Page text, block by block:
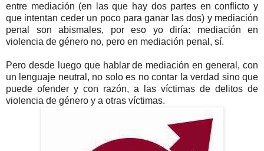
entre mediación (en las que hay dos partes en conflicto y
que intentan ceder un poco para ganar las dos) y mediación
penal son abismales, por eso yo diría: mediación en
violencia de género no, pero en mediación penal, sí.
Pero desde luego que hablar de mediación en general, con
un lenguaje neutral, no solo es no contar la verdad sino que
puede ofender y con razón, a las víctimas de delitos de
violencia de género y a otras víctimas.